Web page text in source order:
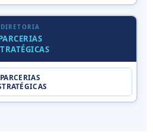
DIRETORIA
PARCERIAS